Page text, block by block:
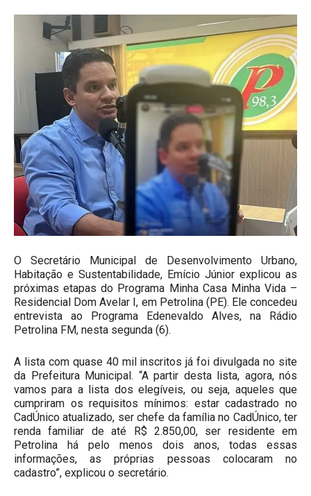
O Secretário Municipal de Desenvolvimento Urbano,
Habitação e Sustentabilidade, Emício Júnior explicou as
próximas etapas do Programa Minha Casa Minha Vida –
Residencial Dom Avelar I, em Petrolina (PE). Ele concedeu
entrevista ao Programa Edenevaldo Alves, na Rádio
Petrolina FM, nesta segunda (6).
A lista com quase 40 mil inscritos já foi divulgada no site
da Prefeitura Municipal. “A partir desta lista, agora, nós
vamos para a lista dos elegíveis, ou seja, aqueles que
cumpriram os requisitos mínimos: estar cadastrado no
CadÚnico atualizado, ser chefe da família no CadÚnico, ter
renda familiar de até R$ 2.850,00, ser residente em
Petrolina há pelo menos dois anos, todas essas
informações, as próprias pessoas colocaram no
cadastro”, explicou o secretário.